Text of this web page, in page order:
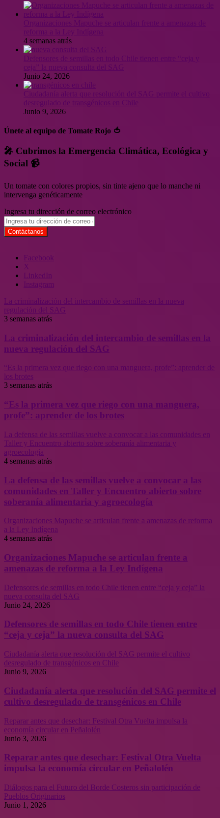
4 semanas atrás
Junio 24, 2026
Ciudadanía alerta que resolución del SAG permite el cultivo
desregulado de transgénicos en Chile
Junio 9, 2026
Únete al equipo de Tomate Rojo 🍅
🎤 Cubrimos la Emergencia Climática, Ecológica y
Social 📹
Un tomate con colores propios, sin tinte ajeno que lo manche ni
intervenga genéticamente
Ingresa tu dirección de correo electrónico
Facebook
X
LinkedIn
Instagram
La criminalización del intercambio de semillas en la nueva
regulación del SAG
3 semanas atrás
La criminalización del intercambio de semillas en la
nueva regulación del SAG
“Es la primera vez que riego con una manguera, profe”: aprender de
los brotes
3 semanas atrás
“Es la primera vez que riego con una manguera,
profe”: aprender de los brotes
La defensa de las semillas vuelve a convocar a las comunidades en
Taller y Encuentro abierto sobre soberanía alimentaria y
agroecología
4 semanas atrás
La defensa de las semillas vuelve a convocar a las
comunidades en Taller y Encuentro abierto sobre
soberanía alimentaria y agroecología
Organizaciones Mapuche se articulan frente a amenazas de reforma
a la Ley Indígena
4 semanas atrás
Organizaciones Mapuche se articulan frente a
amenazas de reforma a la Ley Indígena
Defensores de semillas en todo Chile tienen entre “ceja y ceja” la
nueva consulta del SAG
Junio 24, 2026
Defensores de semillas en todo Chile tienen entre
“ceja y ceja” la nueva consulta del SAG
Ciudadanía alerta que resolución del SAG permite el cultivo
desregulado de transgénicos en Chile
Junio 9, 2026
Ciudadanía alerta que resolución del SAG permite el
cultivo desregulado de transgénicos en Chile
Reparar antes que desechar: Festival Otra Vuelta impulsa la
economía circular en Peñalolén
Junio 3, 2026
Reparar antes que desechar: Festival Otra Vuelta
impulsa la economía circular en Peñalolén
Diálogos para el Futuro del Borde Costeros sin participación de
Pueblos Originarios
Junio 1, 2026